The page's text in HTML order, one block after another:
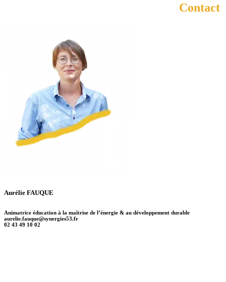
Contact
Aurélie FAUQUE
Animatrice éducation à la maîtrise de l’énergie & au développement durable
aurelie.fauque@synergies53.fr
02 43 49 10 02